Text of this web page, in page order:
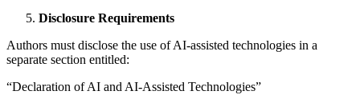
Disclosure Requirements
Authors must disclose the use of AI-assisted technologies in a
separate section entitled:
“Declaration of AI and AI-Assisted Technologies”